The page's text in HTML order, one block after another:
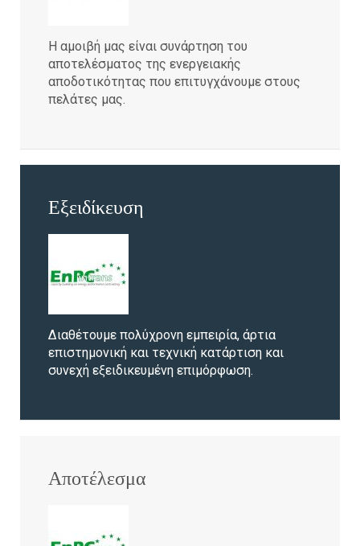
Η αμοιβή μας είναι συνάρτηση του
αποτελέσματος της ενεργειακής
αποδοτικότητας που επιτυγχάνουμε στους
πελάτες μας.
Εξειδίκευση
Διαθέτουμε πολύχρονη εμπειρία, άρτια
επιστημονική και τεχνική κατάρτιση και
συνεχή εξειδικευμένη επιμόρφωση.
Αποτέλεσμα